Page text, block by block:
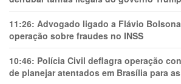
11:26: Advogado ligado a Flávio
operação sobre fraudes no INSS
10:46: Polícia Civil deflagra operação
de planejar atentados em Brasília para